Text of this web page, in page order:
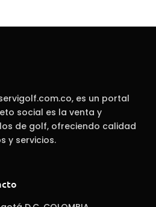
es un portal
social es la venta y
de golf, ofreciendo calidad
y servicios.